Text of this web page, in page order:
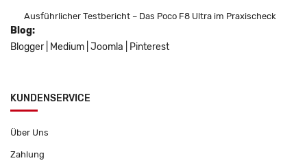
Ausführlicher Testbericht – Das Poco F8 Ultra im Praxischeck
Blog:
Blogger
Medium Joomla Pinterest
KUNDENSERVICE
Über Uns
Zahlung